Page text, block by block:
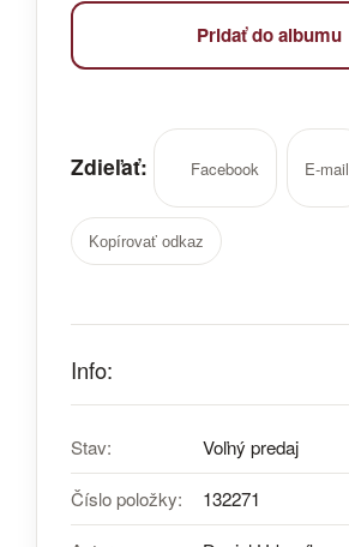
Pridať do albumu
Zdieľať: Facebook E-mail
Kopírovať odkaz
Info:
Stav: Voľný predaj
Číslo položky: 132271